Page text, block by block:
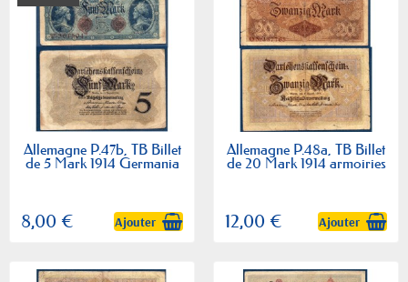
Allemagne P.47b, TB Billet
de 5 Mark 1914 Germania
8,00 € Ajouter
Allemagne P.48a, TB Billet
de 20 Mark 1914 armoiries
12,00 € Ajouter